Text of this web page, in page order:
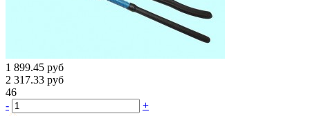
1 899.45 руб
2 317.33 руб
46
-
+